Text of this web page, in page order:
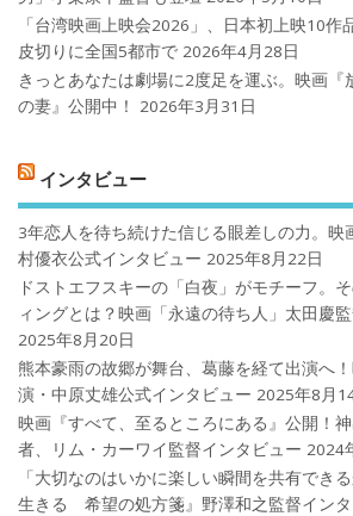
「台湾映画上映会2026」、日本初上映10作
皮切りに全国5都市で 2026年4月28日
きっとあなたは劇場に2度足を運ぶ。映画
の妻』公開中！
2026年3月31日
インタビュー
3年恋人を待ち続けた信じる眼差しの力。映
村優衣公式インタビュー 2025年8月22日
ドストエフスキーの「白夜」がモチーフ。
ィングとは？映画「永遠の待ち人」太田慶
2025年8月20日
熊本豪雨の故郷が舞台、葛藤を経て出演へ
演・中原丈雄公式インタビュー 2025年8月
映画『すべて、至るところにある』公開！
者、リム・カーワイ監督インタビュー 2024
「大切なのはいかに楽しい瞬間を共有でき
生きる 希望の処方箋』野澤和之監督イン